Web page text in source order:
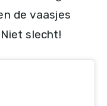
de vaasjes
slecht!